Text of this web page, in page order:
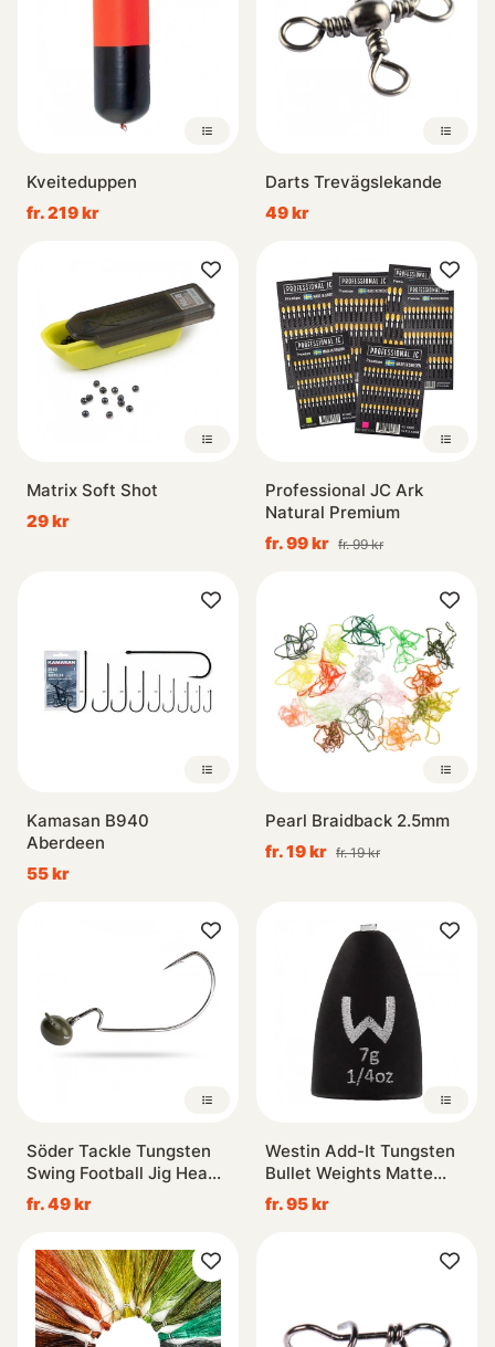
Kveiteduppen
fr. 219 kr
Darts Trevägslekande
49 kr
Matrix Soft Shot
29 kr
Professional JC Ark
Natural Premium
fr. 99 kr fr. 99 kr
Kamasan B940
Aberdeen
55 kr
Pearl Braidback 2.5mm
fr. 19 kr fr. 19 kr
Söder Tackle Tungsten
Swing Football Jig Head
Green, 1pcs
fr. 49 kr
Westin Add-It Tungsten
Bullet Weights Matte
Black
fr. 95 kr